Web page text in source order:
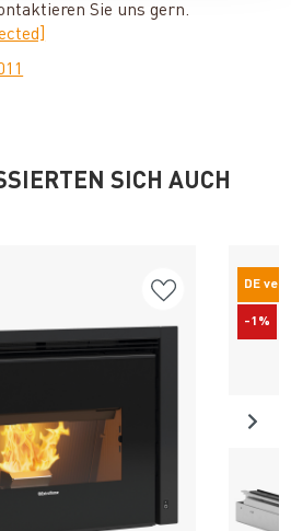
Sie uns gern.
SICH AUCH
DE
-1%